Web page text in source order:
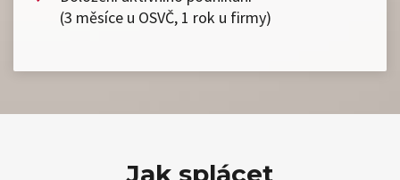
(3 měsíce u OSVČ, 1 rok u firmy)
Jak splácet